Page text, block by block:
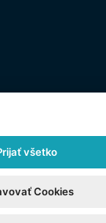
všetko
Cookies